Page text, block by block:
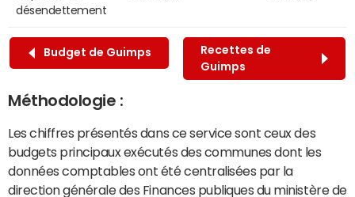
désendettement
Budget de Guimps
Recettes de
Guimps
Méthodologie :
Les chiffres présentés dans ce service sont ceux des
budgets principaux exécutés des communes dont les
données comptables ont été centralisées par la
direction générale des Finances publiques du ministère de